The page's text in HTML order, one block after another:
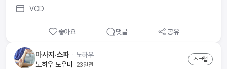
안마의자 추천 비교
VOD
좋아요 댓글 공유
마사지·스파 ᆞ 노하우
노하우 도우미
23일전
스크랩